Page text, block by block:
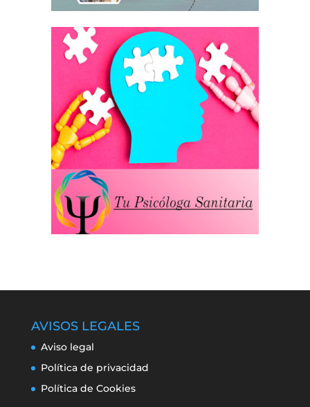
AVISOS LEGALES
Aviso legal
Política de privacidad
Política de Cookies